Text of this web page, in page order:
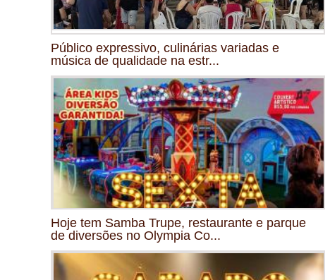
Público expressivo, culinárias variadas e
música de qualidade na estr...
Hoje tem Samba Trupe, restaurante e parque
de diversões no Olympia Co...